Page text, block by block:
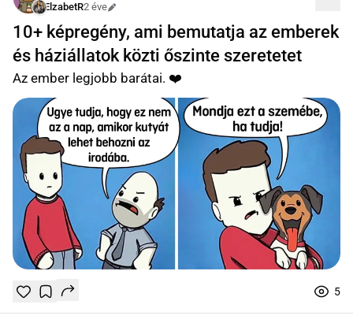
ElzabetR2 éve
Szerkesztve
10+ képregény, ami bemutatja az emberek
és háziállatok közti őszinte szeretetet
Az ember legjobb barátai. ❤️
TetszikMentés
0
5
0 online